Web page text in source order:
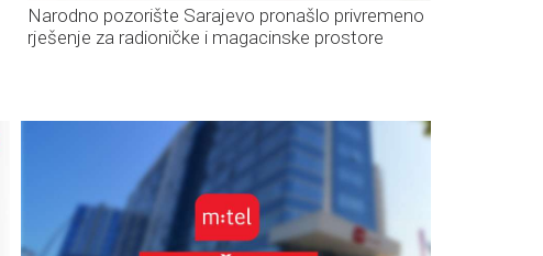
Narodno pozorište Sarajevo pronašlo privremeno
rješenje za radioničke i magacinske prostore